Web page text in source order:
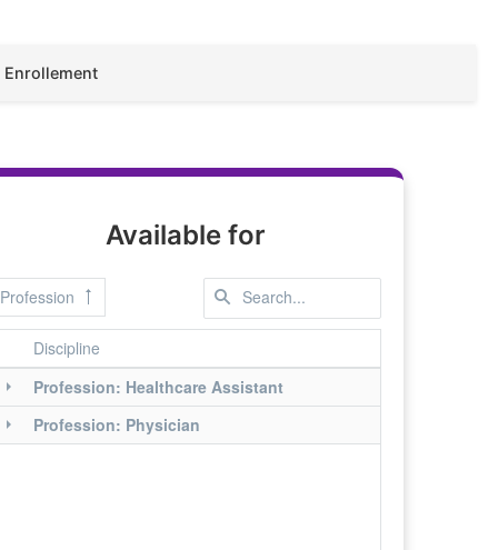
Enrollement
Available for
Profession
Discipline
Profession: Healthcare Assistant
Profession: Physician